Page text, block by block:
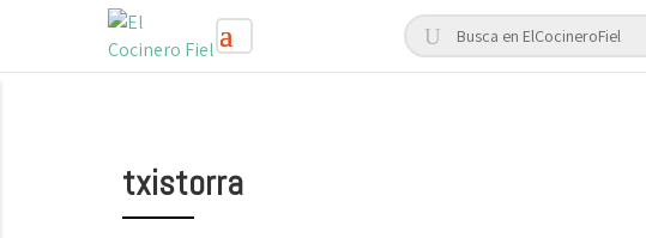
txistorra